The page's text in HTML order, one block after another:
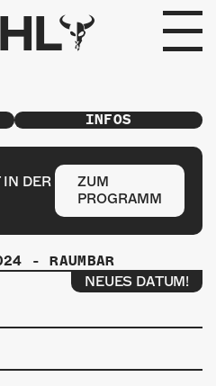
INFOS
IN DER
ZUM
PROGRAMM
- RAUMBAR
NEUES DATUM!